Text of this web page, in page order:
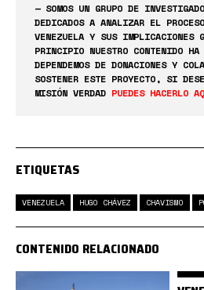
— SOMOS UN GRUPO DE
DEDICADOS A ANALIZAR EL
VENEZUELA Y SUS IMPLICACIONES
PRINCIPIO NUESTRO CONTENIDO
DEPENDEMOS DE DONACIONES Y
SOSTENER ESTE PROYECTO, SI
MISIÓN VERDAD PUEDES HACERLO
ETIQUETAS
VENEZUELA HUGO CHÁVEZ CHAVISMO
CONTENIDO RELACIONADO